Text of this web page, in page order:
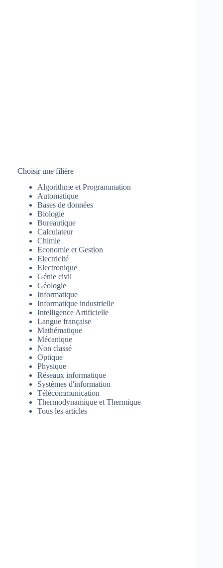
Choisir une filière
Algorithme et Programmation
Automatique
Bases de données
Biologie
Bureautique
Calculateur
Chimie
Economie et Gestion
Electricité
Electronique
Génie civil
Géologie
Informatique
Informatique industrielle
Intelligence Artificielle
Langue française
Mathématique
Mécanique
Non classé
Optique
Physique
Réseaux informatique
Systèmes d'information
Télécommunication
Thermodynamique et Thermique
Tous les articles